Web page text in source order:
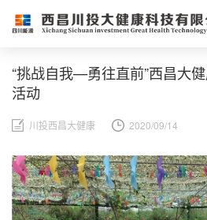
“挑战自我—勇往直前”西昌大
活动
川投西昌大健康 2020/09/14